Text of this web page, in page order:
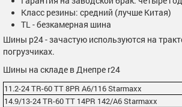
Класс резины: средний (лучше Китая)
TL - безкамерная шина
Шины р24 - зачастую используются на
погрузчиках.
Шины на складе в Днепре r24
11.2-24 TR-60 TT 8PR A6/116 Starmaxx
14.9/13-24 TR-60 TT 14PR 142/A6 Starmaxx